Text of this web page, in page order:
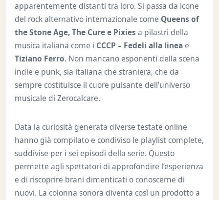
apparentemente distanti tra loro. Si passa da icone
del rock alternativo internazionale come Queens of
the Stone Age, The Cure e Pixies a pilastri della
musica italiana come i CCCP – Fedeli alla linea e
Tiziano Ferro. Non mancano esponenti della scena
indie e punk, sia italiana che straniera, che da
sempre costituisce il cuore pulsante dell’universo
musicale di Zerocalcare.
Data la curiosità generata diverse testate online
hanno già compilato e condiviso le playlist complete,
suddivise per i sei episodi della serie. Questo
permette agli spettatori di approfondire l’esperienza
e di riscoprire brani dimenticati o conoscerne di
nuovi. La colonna sonora diventa così un prodotto a